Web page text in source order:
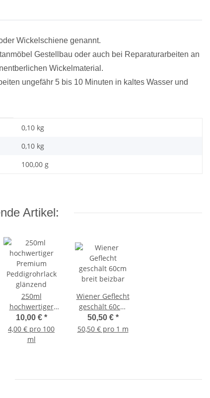
Wickelschiene genannt.
Gestellbau oder auch bei Reparaturarbeiten an
Wickelmaterial.
ungefähr 5 bis 10 Minuten in kaltes Wasser und
0,10 kg
0,10 kg
100,00 g
Artikel:
250ml
hochwertiger
Premium
Peddigrohrlack
glänzend
10,00 € *
4,00 € pro 100
ml
Wiener Geflecht
geschält 60cm
breit beizbar
50,50 € *
50,50 € pro 1 m